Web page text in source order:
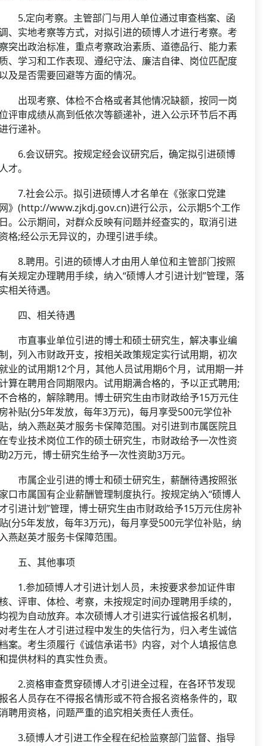
定向考察。主管部门与用人单位通过审查档案、函
、实地考察等方式，对拟引进的硕博人才进行考察。考
突出政治标准，重点考察政治素质、道德品行、能力素
、学习和工作表现、遵纪守法、廉洁自律、岗位匹配度
及是否需要回避等方面的情况。
现考察、体检不合格或者其他情况缺额，按同一岗
评审成绩从高到低依次等额递补，进入公示环节后不再
行递补。
会议研究。按规定经会议研究后，确定拟引进硕博
才。
社会公示。拟引进硕博人才名单在《张家口党建
》(http://www.zjkdj.gov.cn)进行公示，公示期5个工作
。公示期间，对群众反映有问题并经查实的，取消引进
格;经公示无异议的，办理引进手续。
聘用。引进的硕博人才由用人单位和主管部门按照
关规定办理聘用手续，纳入“硕博人才引进计划”管理，落
相关待遇。
、相关待遇
直事业单位引进的博士和硕士研究生，解决事业编
，列入市财政开支，按相关政策规定实行试用期，初次
业的试用期12个月，其他人员试用期6个月，试用期一并
算在聘用合同期限内。试用期满合格的，予以正式聘用;
合格的，解除聘用。博士研究生由市财政给予15万元住
补贴(分5年发放，每年3万元)，每月享受500元学位补
，纳入燕赵英才服务卡保障范围。对引进到市属医院且
专业技术岗位工作的硕士研究生，市财政给予一次性资
2万元，博士研究生给予一次性资助3万元。
属企业引进的博士和硕士研究生，薪酬待遇按照张
口市属国有企业薪酬管理制度执行。按规定纳入“硕博人
引进计划”管理，博士研究生由市财政给予15万元住房补
(分5年发放，每年3万元)，每月享受500元学位补贴，纳
燕赵英才服务卡保障范围。
、其他事项
参加硕博人才引进计划人员，未按要求参加证件审
、评审、体检、考察，未按规定时间办理聘用手续的，
视为自动放弃。本次硕博人才引进实行诚信报名机制，
考生在人才引进过程中发生的失信行为，归入考生诚信
案。考生须履行《诚信承诺书》内容，对个人填报信息
提供材料的真实性负责。
资格审查贯穿硕博人才引进全过程，在各环节发现
名人员存在不得报名情形或不符合报名资格条件的，取
聘用资格，问题严重的追究相关责任人责任。
硕博人才引进工作全程在纪检监察部门监督、指导